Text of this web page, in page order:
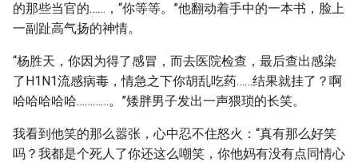
的那些当官的……，“你等等。”他翻动着手中的一本书，脸上
一副趾高气扬的神情。
“杨胜天，你因为得了感冒，而去医院检查，最后查出感染
了H1N1流感病毒，情急之下你胡乱吃药……结果就挂了？啊
哈哈哈哈哈…………。”矮胖男子发出一声猥琐的长笑。
我看到他笑的那么嚣张，心中忍不住怒火：“真有那么好笑
吗？我都是个死人了你还这么嘲笑，你他妈有没有点同情心